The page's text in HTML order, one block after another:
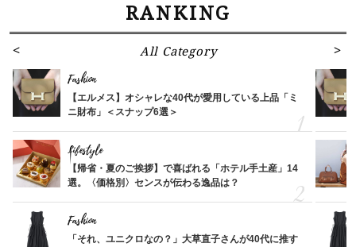
RANKING
All Category
Fashion
【エルメス】オシャレな40代が愛用している上品「ミ
ニ財布」＜スナップ6選＞
Lifestyle
【帰省・夏のご挨拶】で喜ばれる「ホテル手土産」14
選。〈価格別〉センスが伝わる逸品は？
Fashion
「それ、ユニクロなの？」大草直子さんが40代に推す